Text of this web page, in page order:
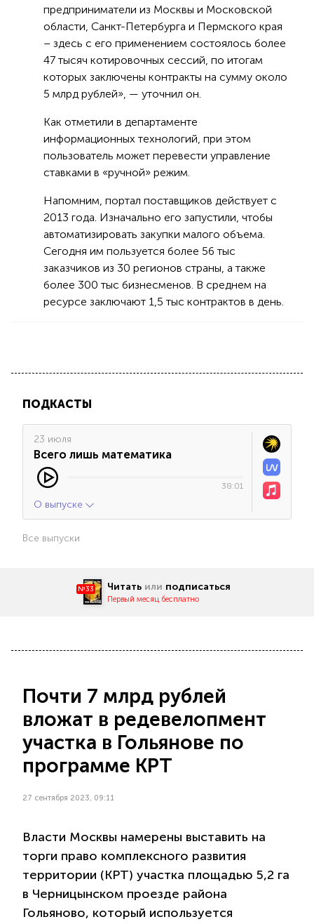
предприниматели из Москвы и Московской
области, Санкт-Петербурга и Пермского края
– здесь с его применением состоялось более
47 тысяч котировочных сессий, по итогам
которых заключены контракты на сумму около
5 млрд рублей», — уточнил он.
Как отметили в департаменте
информационных технологий, при этом
пользователь может перевести управление
ставками в «ручной» режим.
Напомним, портал поставщиков действует с
2013 года. Изначально его запустили, чтобы
автоматизировать закупки малого объема.
Сегодня им пользуется более 56 тыс
заказчиков из 30 регионов страны, а также
более 300 тыс бизнесменов. В среднем на
ресурсе заключают 1,5 тыс контрактов в день.
ПОДКАСТЫ
23 июля
Всего лишь математика
38:01
О выпуске
Все выпуски
№33 Читать или подписаться
Первый месяц бесплатно
Почти 7 млрд рублей
вложат в редевелопмент
участка в Гольянове по
программе КРТ
27 сентября 2023, 09:11
Власти Москвы намерены выставить на
торги право комплексного развития
территории (КРТ) участка площадью 5,2 га
в Черницынском проезде района
Гольяново, который используется